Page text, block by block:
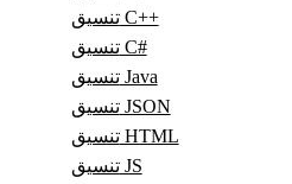
تنسيق C++
تنسيق C#
تنسيق Java
تنسيق JSON
تنسيق HTML
تنسيق JS